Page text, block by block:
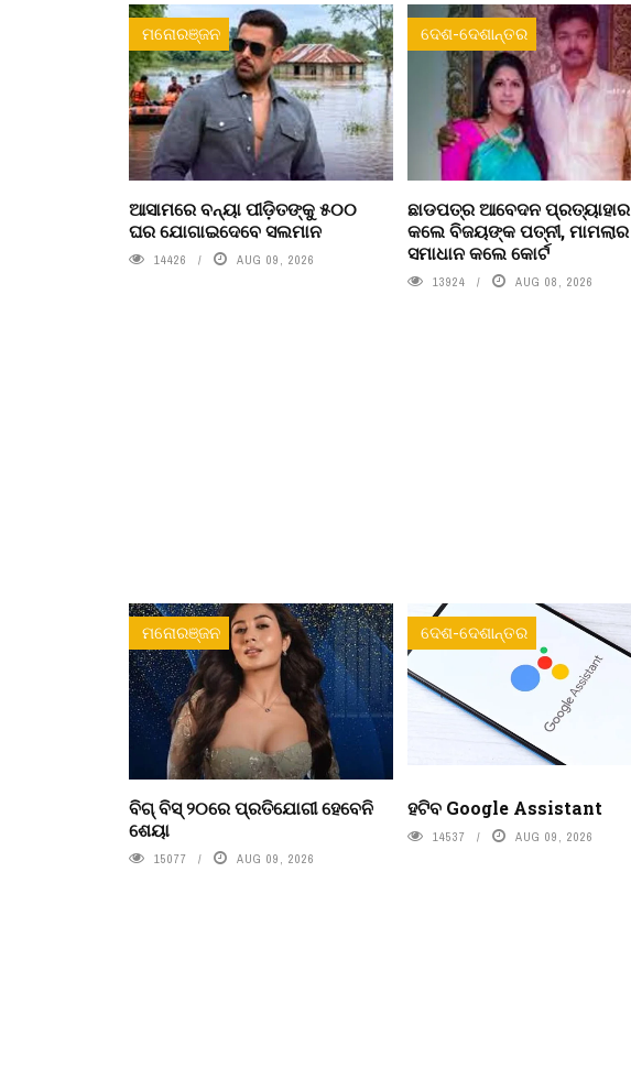
ମନୋରଞ୍ଜନ
ଆସାମରେ ବନ୍ୟା ପୀଡ଼ିତଙ୍କୁ ୫୦୦
ଘର ଯୋଗାଇଦେବେ ସଲମାନ
14426 AUG 09, 2026
ଦେଶ-ଦେଶାନ୍ତର
ଛାଡପତ୍ର ଆବେଦନ ପ୍ରତ୍ୟାହାର
କଲେ ବିଜୟଙ୍କ ପତ୍ନୀ, ମାମଲାର
ସମାଧାନ କଲେ କୋର୍ଟ
13924 AUG 08, 2026
ମନୋରଞ୍ଜନ
ବିଗ୍ ବିସ୍ ୨୦ରେ ପ୍ରତିଯୋଗୀ ହେବେନି
ଶେୟା
15077 AUG 09, 2026
ଦେଶ-ଦେଶାନ୍ତର
ହଟିବ Google Assistant
14537 AUG 09, 2026